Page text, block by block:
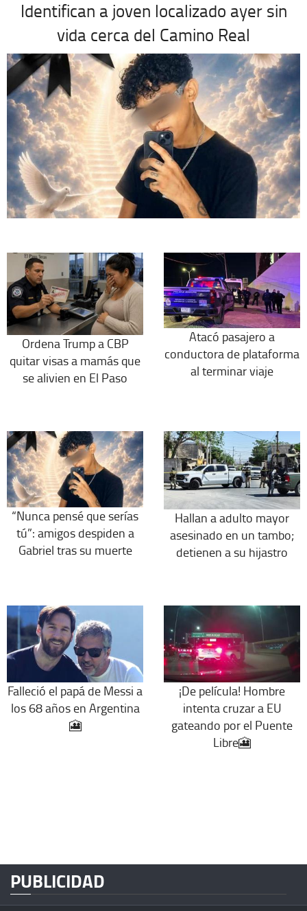
Identifican a joven localizado ayer sin
vida cerca del Camino Real
Ordena Trump a CBP
quitar visas a mamás que
se alivien en El Paso
Atacó pasajero a
conductora de plataforma
al terminar viaje
“Nunca pensé que serías
tú”: amigos despiden a
Gabriel tras su muerte
Hallan a adulto mayor
asesinado en un tambo;
detienen a su hijastro
Falleció el papá de Messi a
los 68 años en Argentina
🎦
¡De película! Hombre
intenta cruzar a EU
gateando por el Puente
Libre🎦
PUBLICIDAD